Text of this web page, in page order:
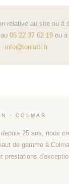
relative au site ou à
06 22 37 62 19ou à
info@toniutti.fr
· COLMAR
25 ans, nous
de gamme à
prestations